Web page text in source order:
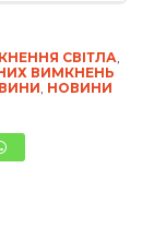
СВІТЛА,
ВИМКНЕНЬ
, НОВИНИ